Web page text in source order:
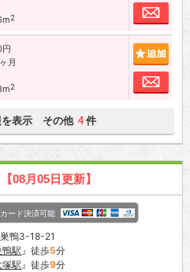
2
お
月
2
お
を表示 その他 4 件
【08月05日更新】
ード決済可能
鴨3-18-21
鴨駅』徒歩5分
塚駅』徒歩9分